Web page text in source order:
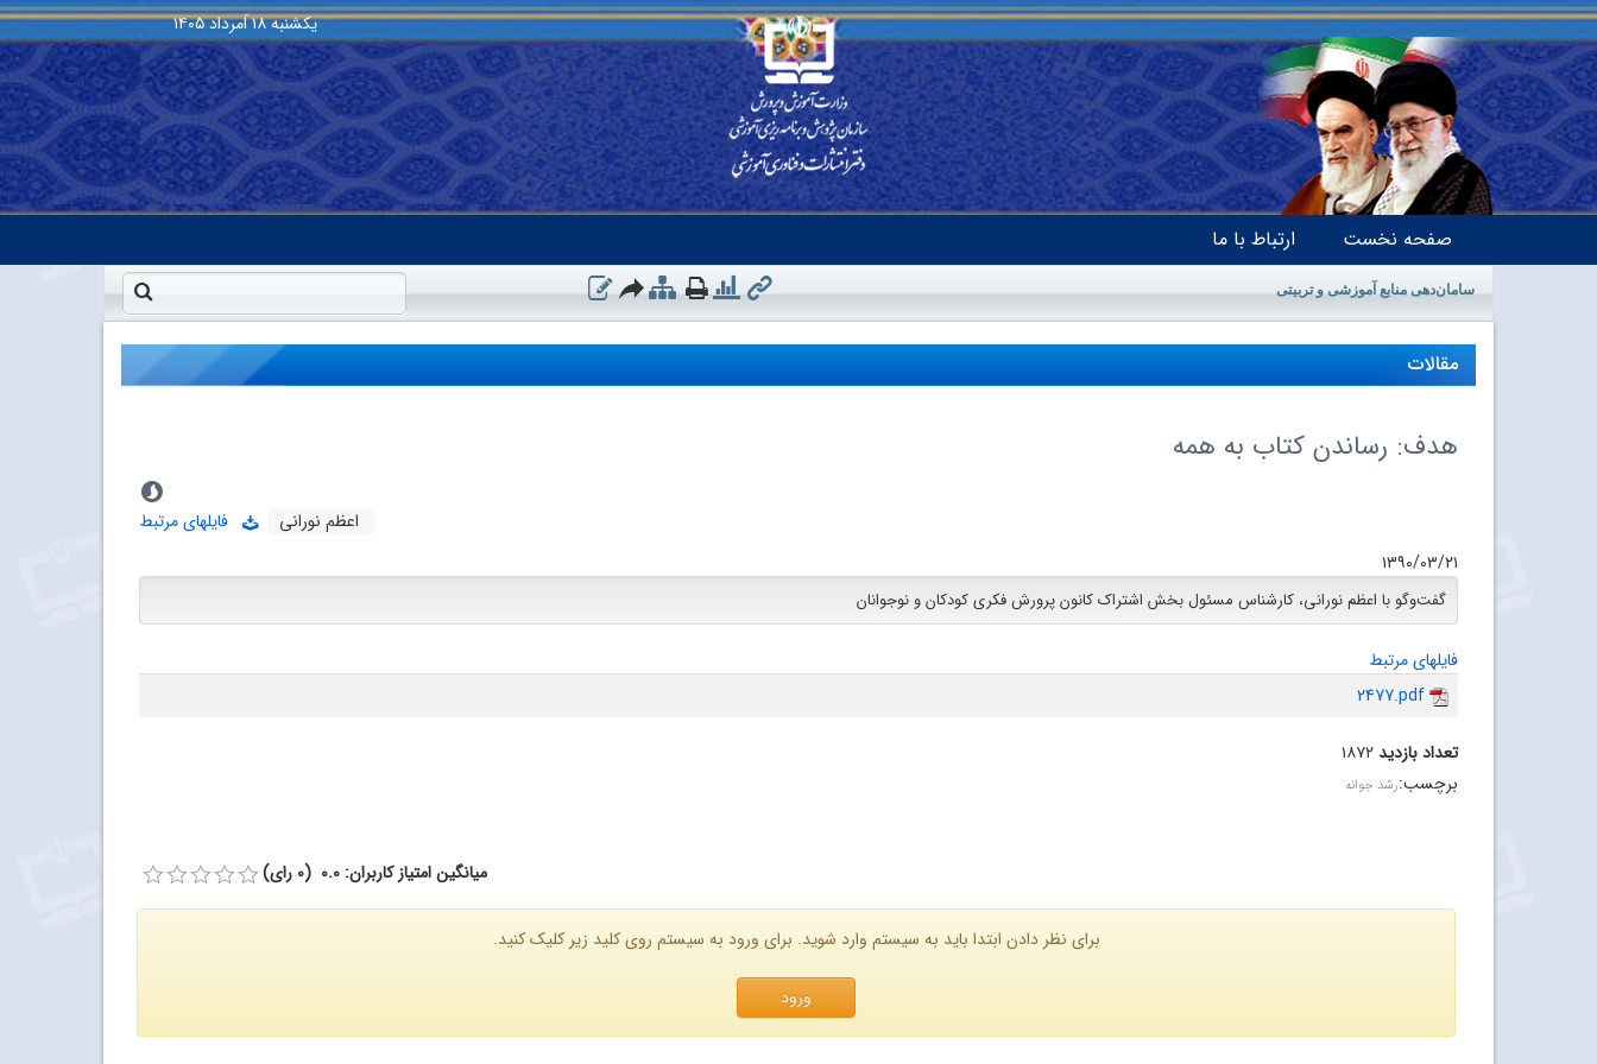
یکشنبه۱۸ اَمرداد ۱۴۰۵
صفحه نخست ارتباط با ما
سامان‌دهی منابع آموزشی و تربیتی
مقالات
هدف: رساندن کتاب به همه
اعظم نورانى
فایلهای مرتبط
۱۳۹۰/۰۳/۲۱
گفت‌وگو با اعظم نورانى، کارشناس مسئول بخش اشتراک کانون پرورش فکرى کودکان و نوجوانان
فایلهای مرتبط
2477.pdf
تعداد بازدید۱۸۷۲
برچسب:رشد جوانه
میانگین امتیاز کاربران: 0.0 (0 رای)
برای نظر دادن ابتدا باید به سیستم وارد شوید. برای ورود به سیستم روی کلید زیر کلیک کنید.
ورود